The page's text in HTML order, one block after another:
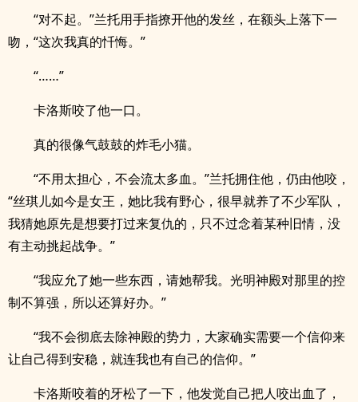
“对不起。”兰托用手指撩开他的发丝，在额头上落下一
吻，“这次我真的忏悔。”
“……”
卡洛斯咬了他一口。
真的很像气鼓鼓的炸毛小猫。
“不用太担心，不会流太多血。”兰托拥住他，仍由他咬，
“丝琪儿如今是女王，她比我有野心，很早就养了不少军队，
我猜她原先是想要打过来复仇的，只不过念着某种旧情，没
有主动挑起战争。”
“我应允了她一些东西，请她帮我。光明神殿对那里的控
制不算强，所以还算好办。”
“我不会彻底去除神殿的势力，大家确实需要一个信仰来
让自己得到安稳，就连我也有自己的信仰。”
卡洛斯咬着的牙松了一下，他发觉自己把人咬出血了，